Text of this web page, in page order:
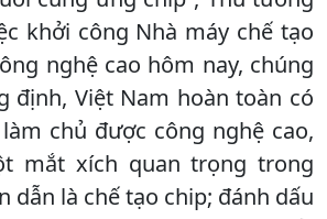
khởi công Nhà máy chế tạo
nghệ cao hôm nay, chúng
định, Việt Nam hoàn toàn có
chủ được công nghệ cao,
mắt xích quan trọng trong
dẫn là chế tạo chip; đánh dấu